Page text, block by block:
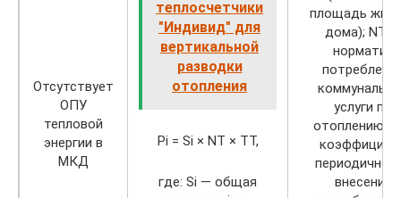
Отсутствует
ОПУ
тепловой
энергии в
МКД
теплосчетчики
"Индивид" для
вертикальной
разводки
отопления
Pi = Si × NT × TT,
где: Si — общая
площадь
дома); NT —
норматив
услуги по
отоплению;
внесения